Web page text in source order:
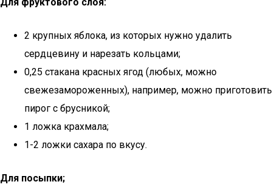
2 крупных яблока, из которых нужно удалить
сердцевину и нарезать кольцами;
0,25 стакана красных ягод (любых, можно
свежезамороженных), например, можно приготовить
пирог с брусникой;
1 ложка крахмала;
1-2 ложки сахара по вкусу.
Для посыпки;